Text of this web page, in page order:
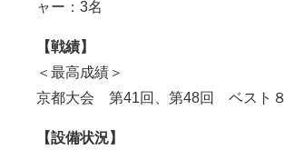
ャー：3名
【戦績】
＜最高成績＞
京都大会 第41回、第48回 ベスト８
【設備状況】